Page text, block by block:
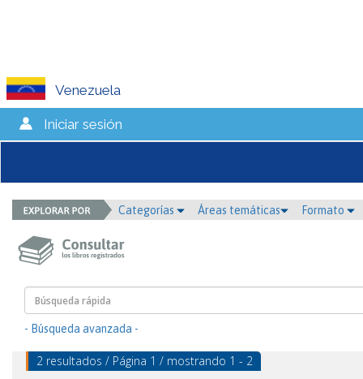
Venezuela
Iniciar sesión
Categorías Áreas temáticas Formato
- Búsqueda avanzada -
2 resultados / Página 1 / mostrando 1 - 2